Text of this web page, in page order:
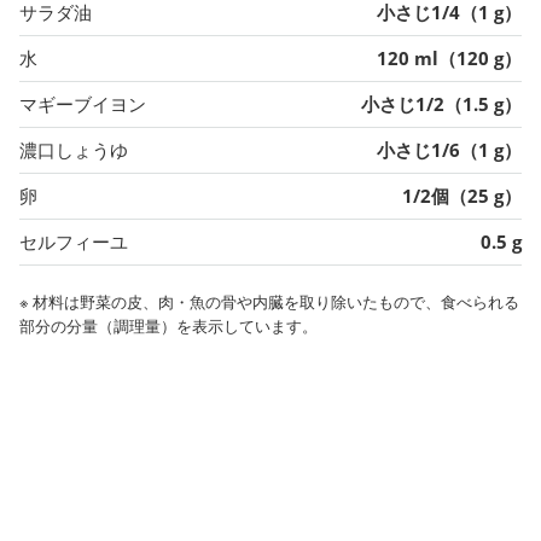
サラダ油
小さじ1/4（1 g）
水
120 ml（120 g）
マギーブイヨン
小さじ1/2（1.5 g）
濃口しょうゆ
小さじ1/6（1 g）
卵
1/2個（25 g）
セルフィーユ
0.5 g
※ 材料は野菜の皮、肉・魚の骨や内臓を取り除いたもので、食べられる
部分の分量（調理量）を表示しています。